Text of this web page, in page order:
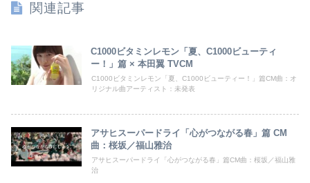
関連記事
C1000ビタミンレモン「夏、C1000ビューティ
ー！」篇 × 本田翼 TVCM
C1000ビタミンレモン「夏、C1000ビューティー！」篇CM曲：オ
リジナル曲アーティスト：未発表
アサヒスーパードライ「心がつながる春」篇 CM
曲：桜坂／福山雅治
アサヒスーパードライ「心がつながる春」篇CM曲：桜坂／福山雅
治